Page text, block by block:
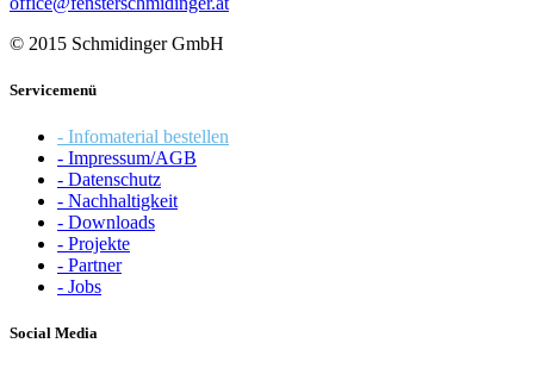
© 2015 Schmidinger GmbH
Servicemenü
- Infomaterial bestellen
- Impressum/AGB
- Datenschutz
- Nachhaltigkeit
- Downloads
- Projekte
- Partner
- Jobs
Social Media